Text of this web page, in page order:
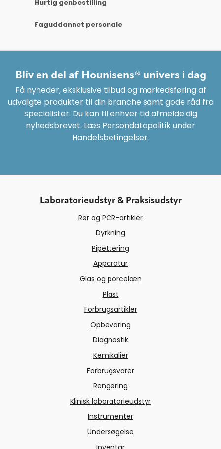
Hurtig genbestilling
Faguddannet personale
Bliv en del af Hounisens® univers i dag
Få nyheder, eksklusive tilbud og markedsføring af
udvalgte produkter til din branche samt gode råd fra
specialister. Du kan til enhver tid afmelde dig
nyhedsbrevet. Læs Persondatapolitik under
Handelsbetingelser.
Laboratorieudstyr & Praksisudstyr
Rør og PCR-artikler
Dyrkning
Pipettering
Apparatur
Glas og porcelæn
Plast
Forbrugsartikler
Opbevaring
Diagnostik
Kemikalier
Forbrugsvarer
Rengøring
Klinisk laboratorieudstyr
Instrumenter
Undersøgelse
Inventar